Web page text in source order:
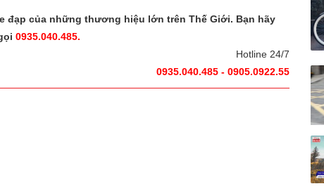
đạp của những thương hiệu lớn trên Thế Giới. Bạn hãy
0935.040.485.
Hotline 24/7
0935.040.485 - 0905.0922.55